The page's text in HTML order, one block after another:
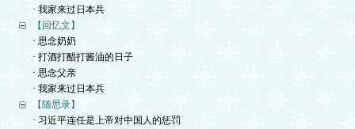
· 我家来过日本兵
【回忆文】
· 思念奶奶
· 打酒打醋打酱油的日子
· 思念父亲
· 我家来过日本兵
【随思录】
· 习近平连任是上帝对中国人的惩罚